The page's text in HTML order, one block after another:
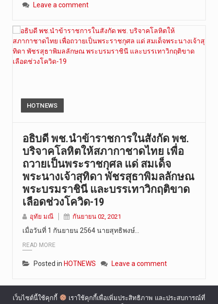
Leave a comment
HOTNEWS
อธิบดี พช.นำข้าราชการในสังกัด พช.
บริจาคโลหิตให้สภากาชาดไทย เพื่อ
ถวายเป็นพระราชกุศล แด่ สมเด็จ
พระนางเจ้าสุทิดา พัชรสุธาพิมลลักษณ
พระบรมราชินี และบรรเทาวิกฤติขาด
เลือดช่วงโควิด-19
อุทัย มณี กันยายน 02, 2021
เมื่อวันที่ 1 กันยายน 2564 นายสุทธิพงษ์…
READ MORE
Posted in HOTNEWS Leave a comment
เว็บไซต์นี้ใช้คุกกี้
เราใช้คุกกี้เพื่อเพิ่มประสิทธิภาพ และประสบการณ์ที่